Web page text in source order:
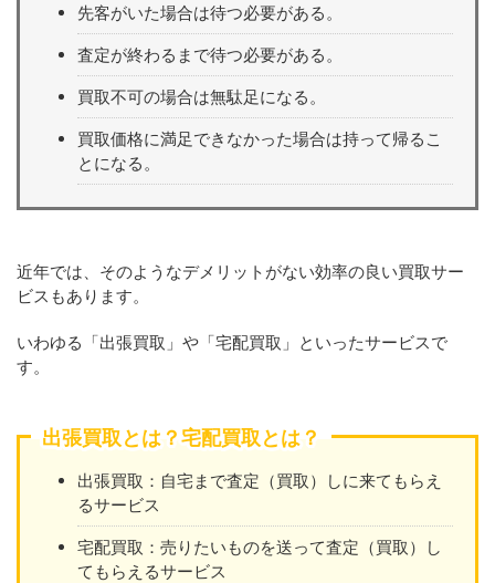
先客がいた場合は待つ必要がある。
査定が終わるまで待つ必要がある。
買取不可の場合は無駄足になる。
買取価格に満足できなかった場合は持って帰るこ
とになる。
近年では、そのようなデメリットがない効率の良い買取サー
ビスもあります。
いわゆる「出張買取」や「宅配買取」といったサービスで
す。
出張買取とは？宅配買取とは？
出張買取：自宅まで査定（買取）しに来てもらえ
るサービス
宅配買取：売りたいものを送って査定（買取）し
てもらえるサービス